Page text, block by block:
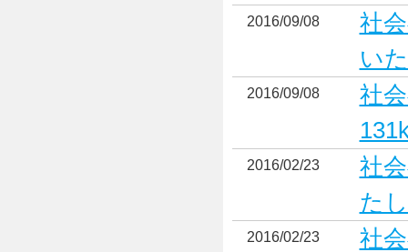
2016/09/08
社
い
2016/09/08
社
2016/02/23
社
た
2016/02/23
社